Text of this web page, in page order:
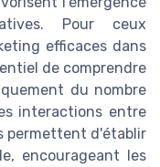
Pour ceux
efficaces dans
de comprendre
du nombre
interactions entre
permettent d'établir
encourageant les